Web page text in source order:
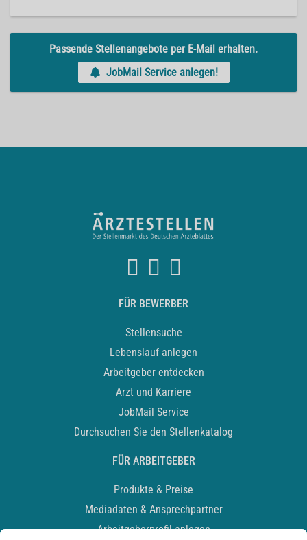
Passende Stellenangebote per E-Mail erhalten.
JobMail Service anlegen!
FÜR BEWERBER
Stellensuche
Lebenslauf anlegen
Arbeitgeber entdecken
Arzt und Karriere
JobMail Service
Durchsuchen Sie den Stellenkatalog
FÜR ARBEITGEBER
Produkte & Preise
Mediadaten & Ansprechpartner
Arbeitgeberprofil anlegen